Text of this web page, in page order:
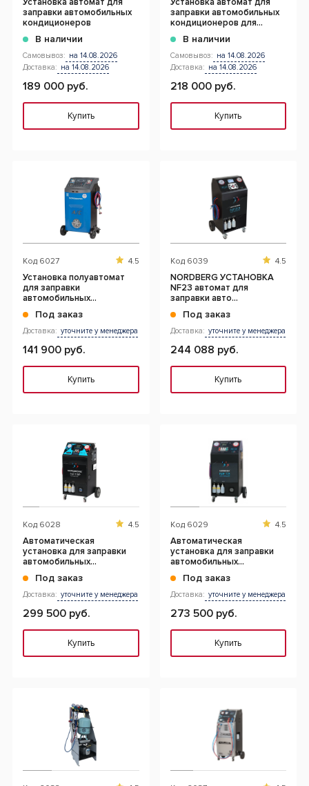
заправки автомобильных
кондиционеров
В наличии
Самовывоз: на 14.08.2026
Доставка: на 14.08.2026
189 000 руб.
Купить
заправки автомобильных
кондиционеров для
В наличии
Самовывоз: на 14.08.2026
Доставка: на 14.08.2026
218 000 руб.
Купить
Код 6027 4.5
Установка полуавтомат
для заправки
автомобильных
Под заказ
Доставка: уточните у менеджера
141 900 руб.
Купить
Код 6039 4.5
NORDBERG УСТАНОВКА
NF23 автомат для
заправки авто
принтером
Под заказ
Доставка: уточните у менеджера
244 088 руб.
Купить
Код 6028 4.5
Автоматическая
установка для заправки
автомобильных
Под заказ
Доставка: уточните у менеджера
299 500 руб.
Купить
Код 6029 4.5
Автоматическая
установка для заправки
автомобильных
Под заказ
Доставка: уточните у менеджера
273 500 руб.
Купить